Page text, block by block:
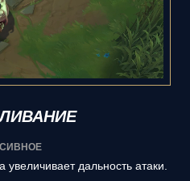
дальность атаки.